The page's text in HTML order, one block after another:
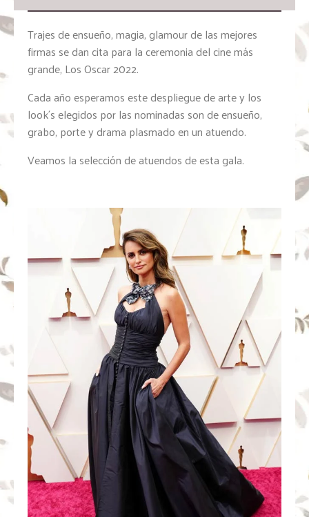
Trajes de ensueño, magia, glamour de las mejores
firmas se dan cita para la ceremonia del cine más
grande, Los Oscar 2022.
Cada año esperamos este despliegue de arte y los
look´s elegidos por las nominadas son de ensueño,
grabo, porte y drama plasmado en un atuendo.
Veamos la selección de atuendos de esta gala.